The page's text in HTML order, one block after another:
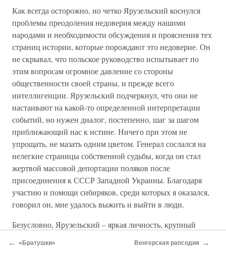
Как всегда осторожно, но четко Ярузельский коснулся
проблемы преодоления недоверия между нашими
народами и необходимости обсуждения и прояснения тех
страниц истории, которые порождают это недоверие. Он
не скрывал, что польское руководство испытывает по
этим вопросам огромное давление со стороны
общественности своей страны, и прежде всего
интеллигенции. Ярузельский подчеркнул, что они не
настаивают на какой-то определенной интерпретации
событий, но нужен диалог, постепенно, шаг за шагом
приближающий нас к истине. Ничего при этом не
упрощать, не мазать одним цветом. Генерал сослался на
нелегкие страницы собственной судьбы, когда он стал
жертвой массовой депортации поляков после
присоединения к СССР Западной Украины. Благодаря
участию и помощи сибиряков, среди которых я оказался,
говорил он, мне удалось выжить и выйти в люди.
Безусловно, Ярузельский – яркая личность, крупный
стремлении приблизить к власти людей способных,
← «Братушки» Венгерская рапсодия →